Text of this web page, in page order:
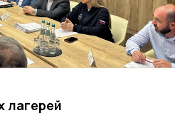
лагерей